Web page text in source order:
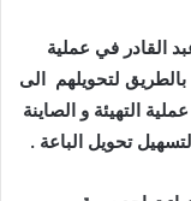
القادر في عملية
بالطريق لتحويلهم الى
التهيئة و الصاينة
تحويل الباعة .